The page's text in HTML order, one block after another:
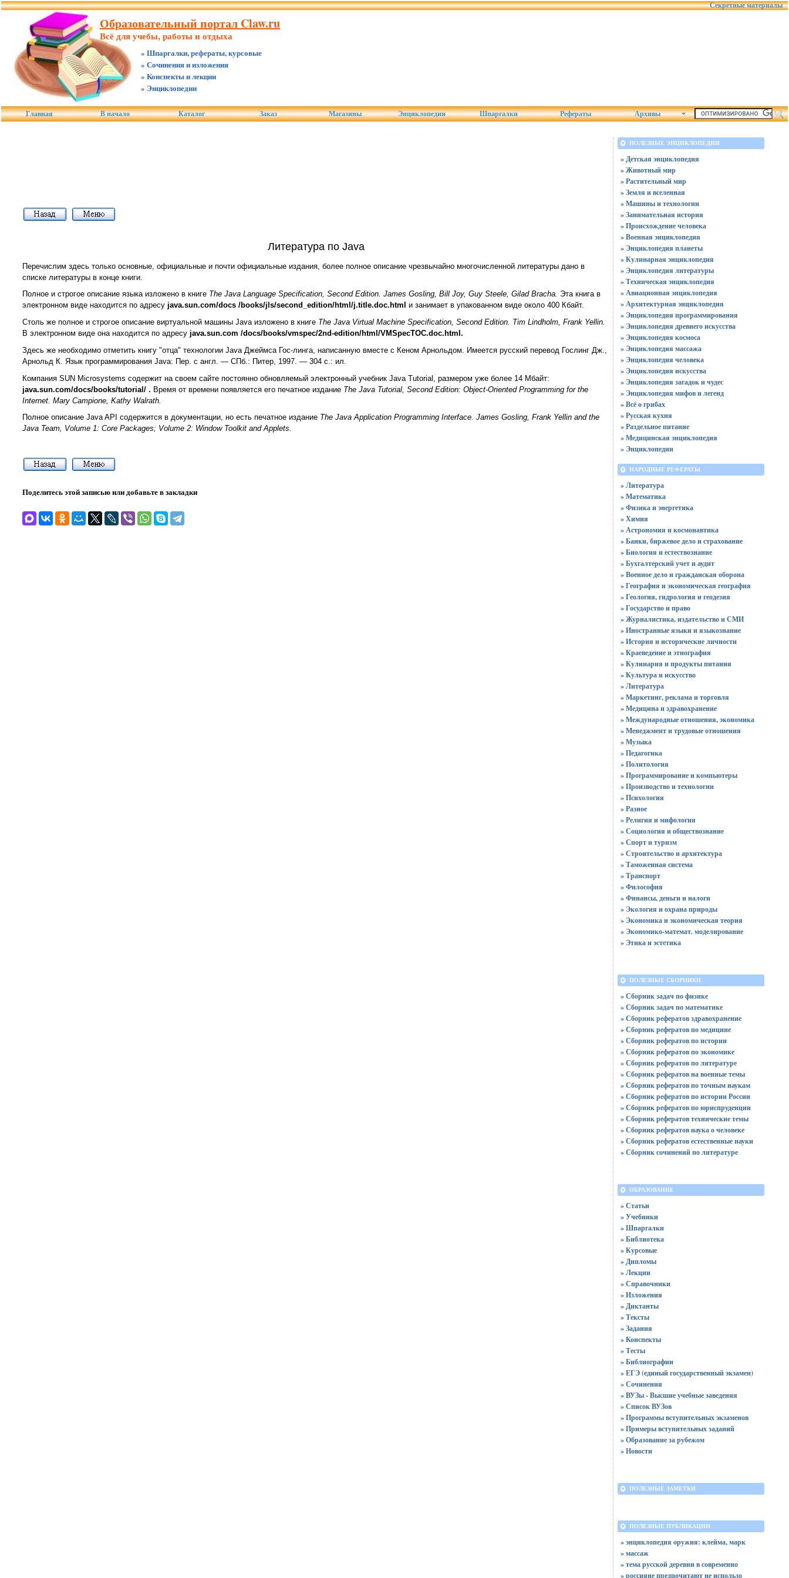
Секретные материалы
Образовательный портал Claw.ru
Всё для учебы, работы и отдыха
» Шпаргалки, рефераты, курсовые
» Сочинения и изложения
» Конспекты и лекции
» Энциклопедии
Главная В начало Каталог Заказ Магазины Энциклопедии Шпаргалки Рефераты Архивы
Литература по Java
Перечислим здесь только основные, официальные и почти официальные издания, более полное описание чрезвычайно многочисленной литературы дано в
списке литературы в конце книги.
Полное и строгое описание языка изложено в книге The Java Language Specification, Second Edition. James Gosling, Bill Joy, Guy Steele, Gilad Bracha. Эта книга в
электронном виде находится по адресу java.sun.com/docs /books/jls/second_edition/html/j.title.doc.html и занимает в упакованном виде около 400 Кбайт.
Столь же полное и строгое описание виртуальной машины Java изложено в книге The Java Virtual Machine Specification, Second Edition. Tim Lindholm, Frank Yellin.
В электронном виде она находится по адресу java.sun.com /docs/books/vmspec/2nd-edition/html/VMSpecTOC.doc.htmI.
Здесь же необходимо отметить книгу "отца" технологии Java Джеймса Гос-линга, написанную вместе с Кеном Арнольдом. Имеется русский перевод Гослинг Дж.,
Арнольд К. Язык программирования Java: Пер. с англ. — СПб.: Питер, 1997. — 304 с.: ил.
Компания SUN Microsystems содержит на своем сайте постоянно обновляемый электронный учебник Java Tutorial, размером уже более 14 Мбайт:
java.sun.com/docs/books/tutorial/ . Время от времени появляется его печатное издание The Java Tutorial, Second Edition: Object-Oriented Programming for the
Internet. Mary Campione, Kathy Walrath.
Полное описание Java API содержится в документации, но есть печатное издание The Java Application Programming Interface. James Gosling, Frank Yellin and the
Java Team, Volume 1: Core Packages; Volume 2: Window Toolkit and Applets.
Поделитесь этой записью или добавьте в закладки
ПОЛЕЗНЫЕ ЭНЦИКЛОПЕДИИ
» Детская энциклопедия
» Животный мир
» Растительный мир
» Земля и вселенная
» Машины и технологии
» Занимательная история
» Происхождение человека
» Военная энциклопедия
» Энциклопедия планеты
» Кулинарная энциклопедия
» Энциклопедия литературы
» Техническая энциклопедия
» Авиационная энциклопедия
» Архитектурная энциклопедия
» Энциклопедия программирования
» Энциклопедия древнего искусства
» Энциклопедия космоса
» Энциклопедия массажа
» Энциклопедия человека
» Энциклопедия искусства
» Энциклопедия загадок и чудес
» Энциклопедия мифов и легенд
» Всё о грибах
» Русская кухня
» Раздельное питание
» Медицинская энциклопедия
» Энциклопедии
НАРОДНЫЕ РЕФЕРАТЫ
» Литература
» Математика
» Физика и энергетика
» Химия
» Астрономия и космонавтика
» Банки, биржевое дело и страхование
» Биология и естествознание
» Бухгалтерский учет и аудит
» Военное дело и гражданская оборона
» География и экономическая география
» Геология, гидрология и геодезия
» Государство и право
» Журналистика, издательство и СМИ
» Иностранные языки и языкознание
» История и исторические личности
» Краеведение и этнография
» Кулинария и продукты питания
» Культура и искусство
» Литература
» Маркетинг, реклама и торговля
» Медицина и здравохранение
» Международные отношения, экономика
» Менеджмент и трудовые отношения
» Музыка
» Педагогика
» Политология
» Программирование и компьютеры
» Производство и технологии
» Психология
» Разное
» Религия и мифология
» Социология и обществознание
» Спорт и туризм
» Строительство и архитектура
» Таможенная система
» Транспорт
» Философия
» Финансы, деньги и налоги
» Экология и охрана природы
» Экономика и экономическая теория
» Экономико-математ. моделирование
» Этика и эстетика
ПОЛЕЗНЫЕ СБОРНИКИ
» Сборник задач по физике
» Сборник задач по математике
» Сборник рефератов здравохранение
» Сборник рефератов по медицине
» Сборник рефератов по истории
» Сборник рефератов по экономике
» Сборник рефератов по литературе
» Сборник рефератов на военные темы
» Сборник рефератов по точным наукам
» Сборник рефератов по истории России
» Сборник рефератов по юриспруденции
» Сборник рефератов технические темы
» Сборник рефератов наука о человеке
» Сборник рефератов естественные науки
» Сборник сочинений по литературе
ОБРАЗОВАНИЕ
» Статьи
» Учебники
» Шпаргалки
» Библиотека
» Курсовые
» Дипломы
» Лекции
» Справочники
» Изложения
» Диктанты
» Тексты
» Задания
» Конспекты
» Тесты
» Библиографии
» ЕГЭ (единый государственный экзамен)
» Сочинения
» ВУЗы - Высшие учебные заведения
» Список ВУЗов
» Программы вступительных экзаменов
» Примеры вступительных заданий
» Образование за рубежом
» Новости
ПОЛЕЗНЫЕ ЗАМЕТКИ
ПОЛЕЗНЫЕ ПУБЛИКАЦИИ
» энциклопедия оружия: клейма, марк
» массаж
» тема русской деревни в современно
» россияне предпочитают не использо